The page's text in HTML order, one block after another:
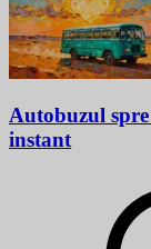
Autobuzul
instant